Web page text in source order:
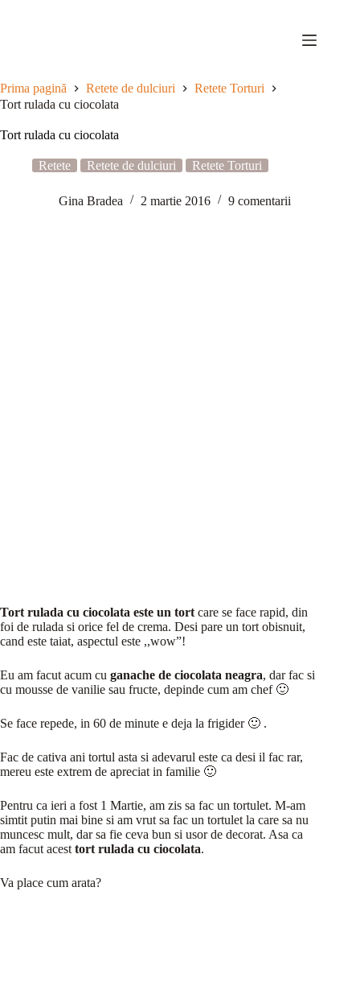
Prima pagină Retete de dulciuri
Retete Torturi
Tort rulada cu ciocolata
Tort rulada cu ciocolata
Retete Retete de dulciuri Retete Torturi
Gina Bradea 2 martie 2016 9 comentarii
Tort rulada cu ciocolata este un tort care se face rapid, din
foi de rulada si orice fel de crema. Desi pare un tort obisnuit,
cand este taiat, aspectul este ,,wow”!
Eu am facut acum cu ganache de ciocolata neagra, dar fac si
cu mousse de vanilie sau fructe, depinde cum am chef 🙂
Se face repede, in 60 de minute e deja la frigider 🙂 .
Fac de cativa ani tortul asta si adevarul este ca desi il fac rar,
mereu este extrem de apreciat in familie 🙂
Pentru ca ieri a fost 1 Martie, am zis sa fac un tortulet. M-am
simtit putin mai bine si am vrut sa fac un tortulet la care sa nu
muncesc mult, dar sa fie ceva bun si usor de decorat. Asa ca
am facut acest tort rulada cu ciocolata.
Va place cum arata?